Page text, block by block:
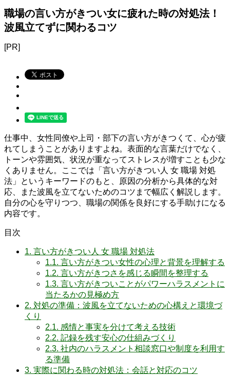
職場の言い方がきつい女に疲れた時の対処法！
波風立てずに関わるコツ
[PR]
仕事中、女性同僚や上司・部下の言い方がきつくて、心が疲
れてしまうことがありますよね。表面的な言葉だけでなく、
トーンや雰囲気、状況が重なってストレスが増すことも少な
くありません。ここでは「言い方がきつい人 女 職場 対処
法」というキーワードのもと、原因の分析から具体的な対
応、また波風を立てないためのコツまで幅広く解説します。
自分の心を守りつつ、職場の関係を良好にする手助けになる
内容です。
目次
1. 言い方がきつい人 女 職場 対処法
1.1. 言い方がきつい女性の心理と背景を理解する
1.2. 言い方がきつさを感じる瞬間を整理する
1.3. 言い方がきついことがパワーハラスメントに
当たるかの見極め方
2. 対処の準備：波風を立てないための心構えと環境づ
くり
2.1. 感情と事実を分けて考える技術
2.2. 記録を残す安心の仕組みづくり
2.3. 社内のハラスメント相談窓口や制度を利用す
る準備
3. 実際に関わる時の対処法：会話と対応のコツ